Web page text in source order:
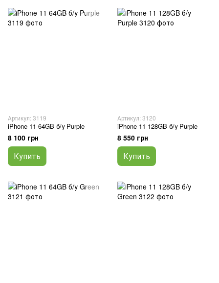
Артикул: 3119
iPhone 11 64GB б/у Purple
8 100 грн
Купить
Артикул: 3120
iPhone 11 128GB б/у Purple
8 550 грн
Купить